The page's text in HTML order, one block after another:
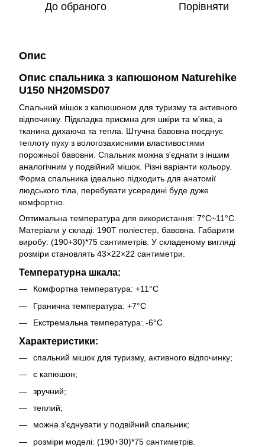
До обраного Порівняти
Опис
Опис спальника з капюшоном Naturehike
U150 NH20MSD07
Спальний мішок з капюшоном для туризму та активного
відпочинку. Підкладка приємна для шкіри та м'яка, а
тканина дихаюча та тепла. Штучна бавовна поєднує
теплоту пуху з вологозахисними властивостями
порожньої бавовни. Спальник можна з'єднати з іншим
аналогічним у подвійний мішок. Різні варіанти кольору.
Форма спальника ідеально підходить для анатомії
людського тіла, перебувати усередині буде дуже
комфортно.
Оптимальна температура для використання: 7°C~11°C.
Матеріали у складі: 190T поліестер, бавовна. Габарити
виробу: (190+30)*75 сантиметрів. У складеному вигляді
розміри становлять 43×22×22 сантиметри.
Температурна шкала:
Комфортна температура: +11°C
Гранична температура: +7°C
Екстремальна температура: -6°C
Характеристики:
спальний мішок для туризму, активного відпочинку;
є капюшон;
зручний;
теплий;
можна з'єднувати у подвійний спальник;
розміри моделі: (190+30)*75 сантиметрів.